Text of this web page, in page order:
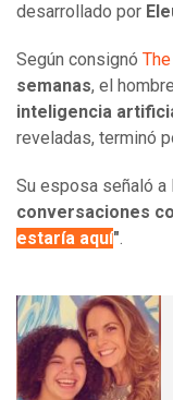
desarrollado por
Según consignó
semanas, el
inteligencia
reveladas, terminó
Su esposa señaló a
conversaciones
estaría aquí".